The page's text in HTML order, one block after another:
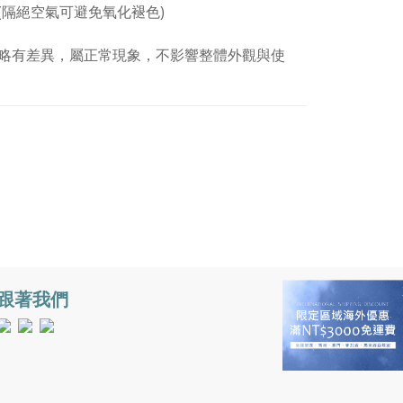
絕空氣可避免氧化褪色)
差異，屬正常現象，不影響整體外觀與使
著我們